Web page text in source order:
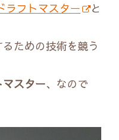
ラフトマスター
と
ための技術を競う
スター、なので